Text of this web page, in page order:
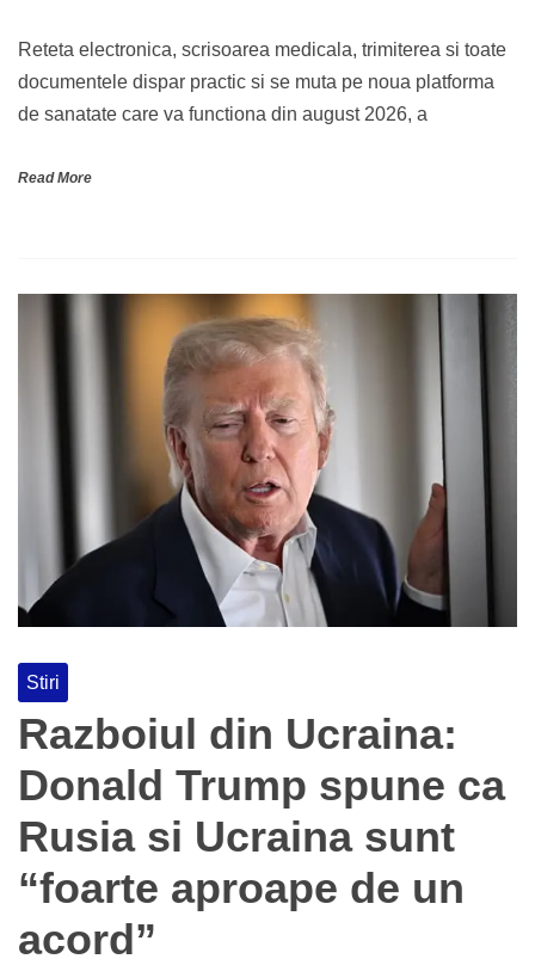
Reteta electronica, scrisoarea medicala, trimiterea si toate
documentele dispar practic si se muta pe noua platforma
de sanatate care va functiona din august 2026, a
Read More
Stiri
Razboiul din Ucraina:
Donald Trump spune ca
Rusia si Ucraina sunt
“foarte aproape de un
acord”